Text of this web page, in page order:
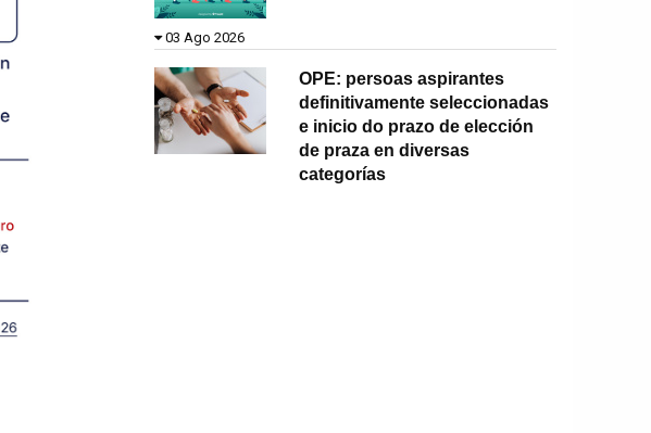
03 Ago 2026
OPE: persoas aspirantes
definitivamente seleccionadas
e inicio do prazo de elección
de praza en diversas
categorías